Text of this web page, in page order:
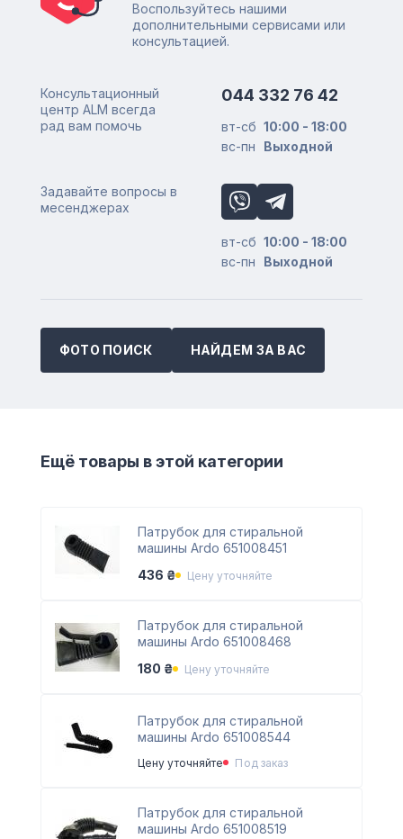
Воспользуйтесь нашими
дополнительными сервисами или
консультацией.
Консультационный
центр ALM всегда
рад вам помочь
044 332 76 42
вт-сб 10:00 - 18:00
вс-пн
Выходной
Задавайте вопросы в
месенджерах
вт-сб 10:00 - 18:00
вс-пн
Выходной
ФОТО ПОИСК НАЙДЕМ ЗА ВАС
Ещё товары в этой категории
Патрубок для стиральной
машины Ardo 651008451
436 ₴
Цену уточняйте
Патрубок для стиральной
машины Ardo 651008468
180 ₴
Цену уточняйте
Патрубок для стиральной
машины Ardo 651008544
Цену уточняйте Под заказ
Патрубок для стиральной
машины Ardo 651008519